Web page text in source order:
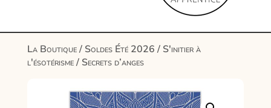
La Boutique/ Soldes Été 2026/ S'initier à
l'ésotérisme/ Secrets d’anges